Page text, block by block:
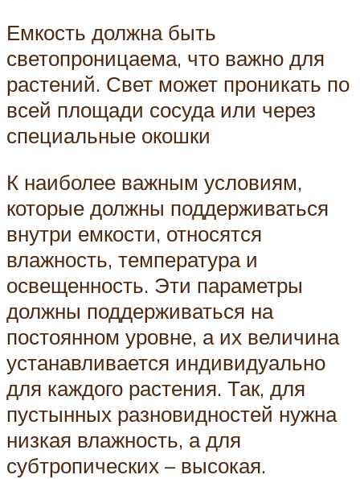
Емкость должна быть
светопроницаема, что важно для
растений. Свет может проникать по
всей площади сосуда или через
специальные окошки
К наиболее важным условиям,
которые должны поддерживаться
внутри емкости, относятся
влажность, температура и
освещенность. Эти параметры
должны поддерживаться на
постоянном уровне, а их величина
устанавливается индивидуально
для каждого растения. Так, для
пустынных разновидностей нужна
низкая влажность, а для
субтропических – высокая.